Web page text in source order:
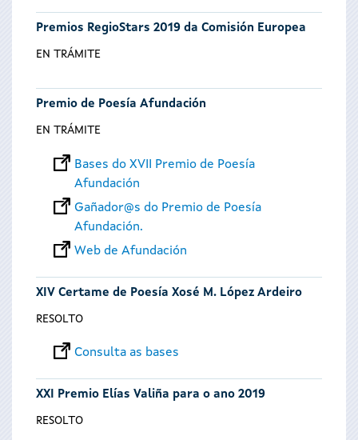
Premios RegioStars 2019 da Comisión Europea
EN TRÁMITE
Premio de Poesía Afundación
EN TRÁMITE
Bases do XVII Premio de Poesía
Afundación
Gañador@s do Premio de Poesía
Afundación.
Web de Afundación
XIV Certame de Poesía Xosé M. López Ardeiro
RESOLTO
Consulta as bases
XXI Premio Elías Valiña para o ano 2019
RESOLTO